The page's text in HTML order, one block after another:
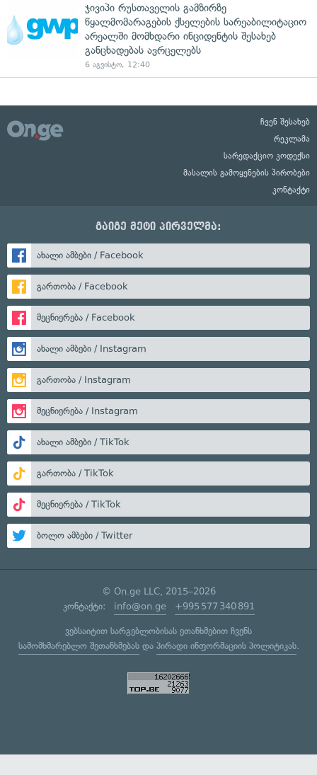
ჯივიპი რუსთაველის გამზირზე
წყალმომარაგების ქსელების სარეაბილიტაციო
არეალში მომხდარი ინციდენტის შესახებ
განცხადებას ავრცელებს
6 აგვისტო, 12:40
ჩვენ შესახებ
რეკლამა
სარედაქციო კოდექსი
მასალის გამოყენების პირობები
კონტაქტი
გაიგე მეტი პირველმა:
ახალი ამბები / Facebook
გართობა / Facebook
მეცნიერება / Facebook
ახალი ამბები / Instagram
გართობა / Instagram
მეცნიერება / Instagram
ახალი ამბები / TikTok
გართობა / TikTok
მეცნიერება / TikTok
ბოლო ამბები / Twitter
© On.ge LLC, 2015–2026
კონტაქტი: info@on.ge +995 577 340 891
ვებსაიტით სარგებლობისას ეთანხმებით ჩვენს
სამომხმარებლო შეთანხმებასდა პირადი ინფორმაციის პოლიტიკას.